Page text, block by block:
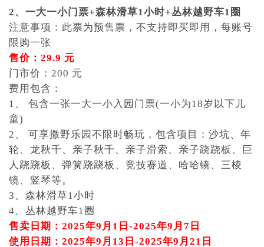
2、一大一小门票+森林滑草1小时+丛林越野车1圈
注意事项：此票为预售票，不支持即买即用，每账号
限购一张
售价：29.9 元
门市价：200 元
费用包含：
1、 包含一张一大一小入园门票(一小为18岁以下儿
童)
2、 可享撒野乐园不限时畅玩，包含项目：沙坑、年
轮、龙秋千、亲子秋千、亲子滑索、亲子跷跷板、巨
人跷跷板、弹簧跷跷板、竞技赛道、哈哈镜、三棱
镜、竖琴等。
3、森林滑草1小时
4、丛林越野车1圈
售卖日期：2025年9月1日-2025年9月7日
使用日期：2025年9月13日-2025年9月21日